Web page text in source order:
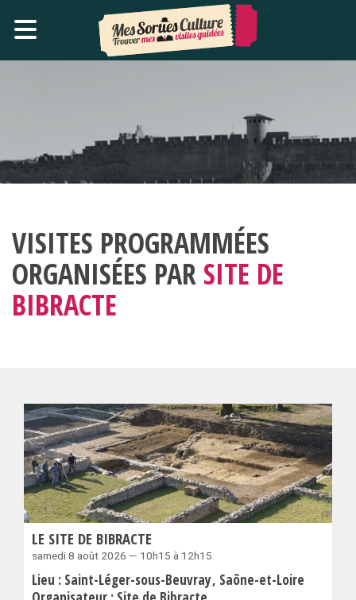
VISITES PROGRAMMÉES
ORGANISÉES PAR SITE DE
BIBRACTE
LE SITE DE BIBRACTE
samedi 8 août 2026 — 10h15 à 12h15
Lieu : Saint-Léger-sous-Beuvray Saône-et-Loire